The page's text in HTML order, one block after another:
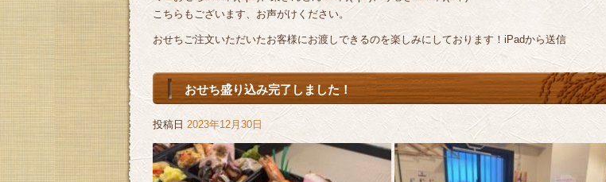
こちらもございます、お声がけください。
おせちご注文いただいたお客様にお渡しできるのを楽しみにしております！iPadから送信
おせち盛り込み完了しました！
投稿日 2023年12月30日